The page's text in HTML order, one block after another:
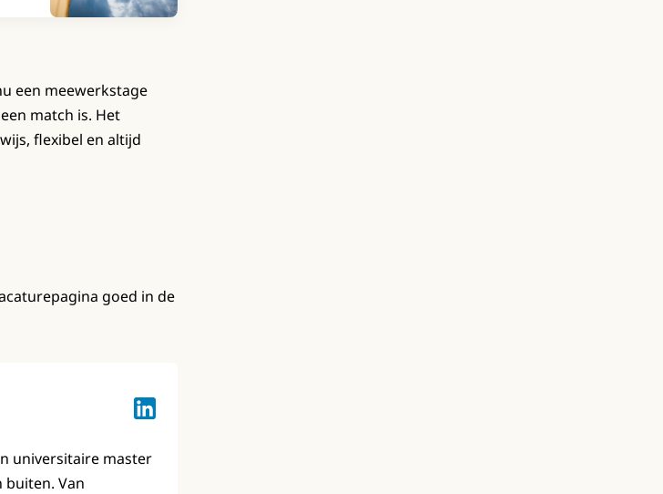
een meewerkstage
match is. Het
flexibel en altijd
goed in de
Lotte Keuzenkamp op LinkedIn
universitaire master
buiten. Van